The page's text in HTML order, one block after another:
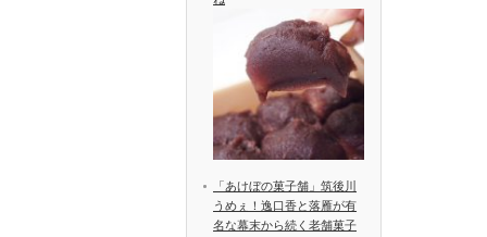
「あけぼの菓子舗」筑後川
うめぇ！逸口香と落雁が有
名な幕末から続く老舗菓子